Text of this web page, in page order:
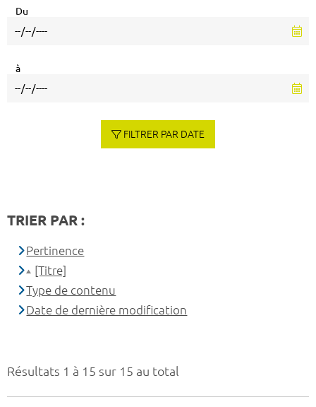
Résultats 1 à 15 sur 15 au total
Du
à
FILTRER PAR DATE
TRIER PAR :
Pertinence
[Titre]
Type de contenu
Date de dernière modification